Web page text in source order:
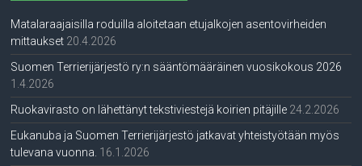
Matalaraajaisilla roduilla aloitetaan etujalkojen asentovirheiden
mittaukset 20.4.2026
Suomen Terrierijärjestö ry:n sääntömääräinen vuosikokous 2026
1.4.2026
Ruokavirasto on lähettänyt tekstiviestejä koirien pitäjille 24.2.2026
Eukanuba ja Suomen Terrierijärjestö jatkavat yhteistyötään myös
tulevana vuonna. 16.1.2026